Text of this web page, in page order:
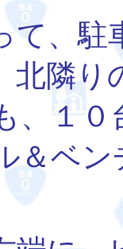
、駐
北隣
、１
＆ベ